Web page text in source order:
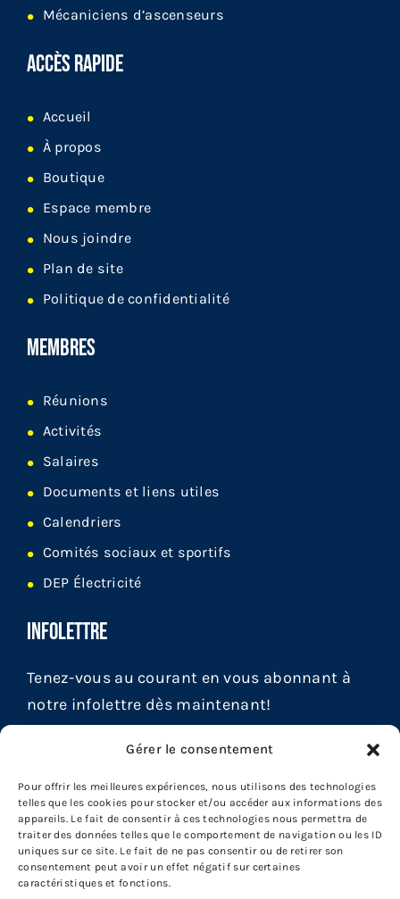
Gérer le consentement
Pour offrir les meilleures expériences, nous utilisons des technologies
telles que les cookies pour stocker et/ou accéder aux informations des
appareils. Le fait de consentir à ces technologies nous permettra de
traiter des données telles que le comportement de navigation ou les ID
uniques sur ce site. Le fait de ne pas consentir ou de retirer son
consentement peut avoir un effet négatif sur certaines
caractéristiques et fonctions.
Mécaniciens d’ascenseurs
ACCÈS RAPIDE
Accueil
À propos
Boutique
Espace membre
Nous joindre
Plan de site
Politique de confidentialité
MEMBRES
Réunions
Activités
Salaires
Documents et liens utiles
Calendriers
Comités sociaux et sportifs
DEP Électricité
INFOLETTRE
Tenez-vous au courant en vous abonnant à
notre infolettre dès maintenant!